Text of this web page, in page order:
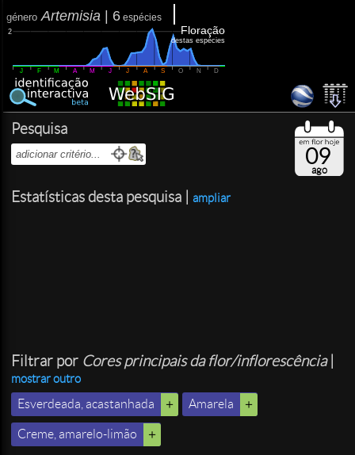
género Artemisia 6 espécies
2
J F M A M J J A S O N D
Floração
destas espécies
Pesquisa
Estatísticas desta pesquisa | ampliar
Filtrar por Cores principais da flor/inflorescência|
mostrar outro
Esverdeada, acastanhada
Amarela
Creme, amarelo-limão
09
ago